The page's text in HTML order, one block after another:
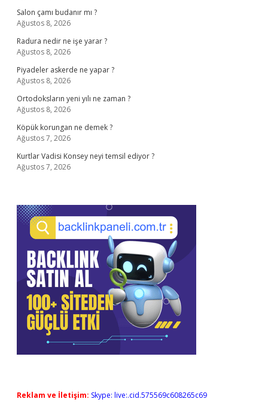
Salon çamı budanır mı ?
Ağustos 8, 2026
Radura nedir ne işe yarar ?
Ağustos 8, 2026
Piyadeler askerde ne yapar ?
Ağustos 8, 2026
Ortodoksların yeni yılı ne zaman ?
Ağustos 8, 2026
Köpük korungan ne demek ?
Ağustos 7, 2026
Kurtlar Vadisi Konsey neyi temsil ediyor ?
Ağustos 7, 2026
Reklam ve İletişim: Skype: live:.cid.575569c608265c69